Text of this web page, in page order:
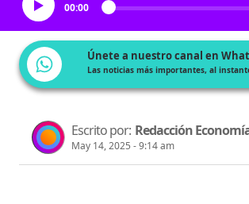
00:00
Únete a nuestro canal en
Las noticias más importantes, al
Escrito por: Redacción
May 14, 2025 - 9:14 am